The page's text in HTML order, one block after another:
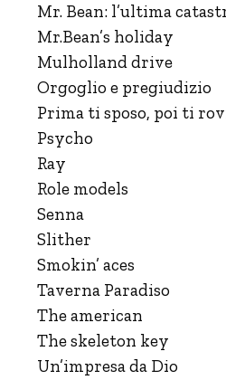
Mr. Bean: l’ultima
Mr.Bean’s holiday
Mulholland drive
Orgoglio e pregiudizio
Prima ti sposo, poi ti
Psycho
Ray
Role models
Senna
Slither
Smokin’ aces
Taverna Paradiso
The american
The skeleton key
Un’impresa da Dio